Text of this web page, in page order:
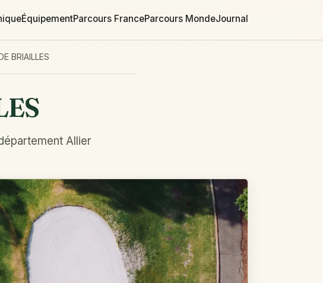
ÉquipementParcours FranceParcours MondeJournal
BRIAILLES
Allier